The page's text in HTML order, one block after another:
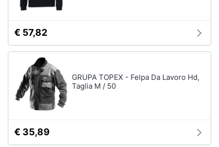
Apple
Smartwatch
Orologi
uomo
Orologi
donna
Vedi
tutti
Gioielli
€ 57,82
GRUPA TOPEX - Felpa Da Lavoro Hd,
Taglia M / 50
€ 35,89